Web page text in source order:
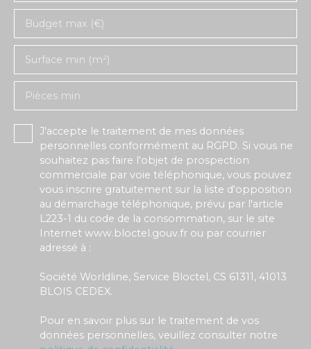
Budget max (€)
Surface min (m²)
Pièces min
J'accepte le traitement de mes données
personnelles conformément au RGPD. Si vous ne
souhaitez pas faire l'objet de prospection
commerciale par voie téléphonique, vous pouvez
vous inscrire gratuitement sur la liste d'opposition
au démarchage téléphonique, prévu par l'article
L223-1 du code de la consommation, sur le site
Internet www.bloctel.gouv.fr ou par courrier
adressé à :
Société Worldline, Service Bloctel, CS 61311, 41013
BLOIS CEDEX.
Pour en savoir plus sur le traitement de vos
données personnelles, veuillez consulter notre